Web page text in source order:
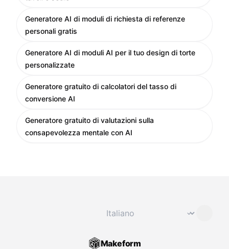
Generatore AI di moduli di richiesta di referenze
personali gratis
Generatore AI di moduli AI per il tuo design di torte
personalizzate
Generatore gratuito di calcolatori del tasso di
conversione AI
Generatore gratuito di valutazioni sulla
consapevolezza mentale con AI
⌄
Makeform